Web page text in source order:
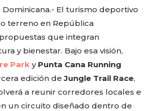
Dominicana.- El turismo deportivo
terreno en República
que integran
y bienestar. Bajo esa visión,
Park y Punta Cana Running
edición deJungle Trail Race,
a reunir corredores locales e
un circuito diseñado dentro de